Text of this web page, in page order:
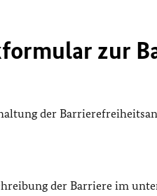
zur
der
der Barriere im